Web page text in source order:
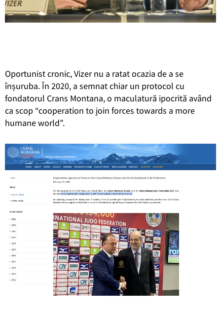
Oportunist cronic, Vizer nu a ratat ocazia de a se
înșuruba. În 2020, a semnat chiar un protocol cu
fondatorul Crans Montana, o maculatură ipocrită având
ca scop “cooperation to join forces towards a more
humane world”.